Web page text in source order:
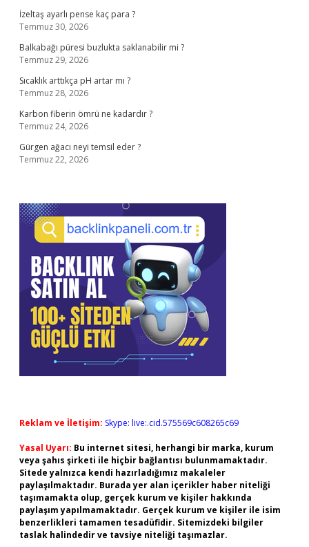
İzeltaş ayarlı pense kaç para ?
Temmuz 30, 2026
Balkabağı püresi buzlukta saklanabilir mi ?
Temmuz 29, 2026
Sıcaklık arttıkça pH artar mı ?
Temmuz 28, 2026
Karbon fiberin ömrü ne kadardır ?
Temmuz 24, 2026
Gürgen ağacı neyi temsil eder ?
Temmuz 22, 2026
Reklam ve İletişim: Skype: live:.cid.575569c608265c69
Yasal Uyarı: Bu internet sitesi, herhangi bir marka, kurum
veya şahıs şirketi ile hiçbir bağlantısı bulunmamaktadır.
Sitede yalnızca kendi hazırladığımız makaleler
paylaşılmaktadır. Burada yer alan içerikler haber niteliği
taşımamakta olup, gerçek kurum ve kişiler hakkında
paylaşım yapılmamaktadır. Gerçek kurum ve kişiler ile isim
benzerlikleri tamamen tesadüfidir. Sitemizdeki bilgiler
taslak halindedir ve tavsiye niteliği taşımazlar.